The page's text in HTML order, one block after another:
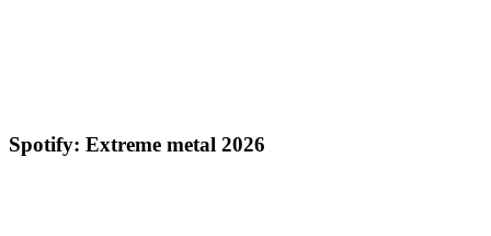
Spotify: Extreme metal 2026